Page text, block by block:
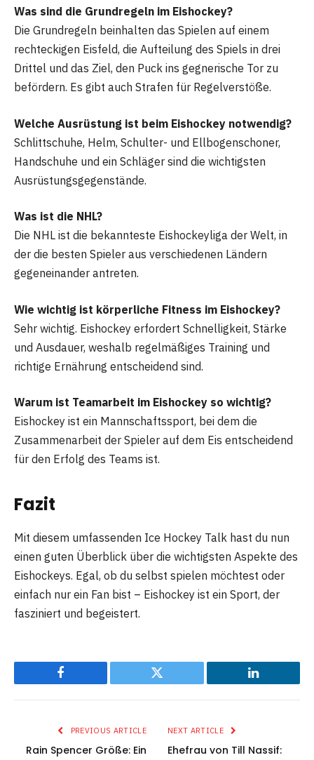
Was sind die Grundregeln im Eishockey?
Die Grundregeln beinhalten das Spielen auf einem
rechteckigen Eisfeld, die Aufteilung des Spiels in drei
Drittel und das Ziel, den Puck ins gegnerische Tor zu
befördern. Es gibt auch Strafen für Regelverstöße.
Welche Ausrüstung ist beim Eishockey notwendig?
Schlittschuhe, Helm, Schulter- und Ellbogenschoner,
Handschuhe und ein Schläger sind die wichtigsten
Ausrüstungsgegenstände.
Was ist die NHL?
Die NHL ist die bekannteste Eishockeyliga der Welt, in
der die besten Spieler aus verschiedenen Ländern
gegeneinander antreten.
Wie wichtig ist körperliche Fitness im Eishockey?
Sehr wichtig. Eishockey erfordert Schnelligkeit, Stärke
und Ausdauer, weshalb regelmäßiges Training und
richtige Ernährung entscheidend sind.
Warum ist Teamarbeit im Eishockey so wichtig?
Eishockey ist ein Mannschaftssport, bei dem die
Zusammenarbeit der Spieler auf dem Eis entscheidend
für den Erfolg des Teams ist.
Fazit
Mit diesem umfassenden Ice Hockey Talk hast du nun
einen guten Überblick über die wichtigsten Aspekte des
Eishockeys. Egal, ob du selbst spielen möchtest oder
einfach nur ein Fan bist – Eishockey ist ein Sport, der
fasziniert und begeistert.
Facebook Twitter LinkedIn
PREVIOUS ARTICLE
Rain Spencer Größe: Ein
NEXT ARTICLE
Ehefrau von Till Nassif: